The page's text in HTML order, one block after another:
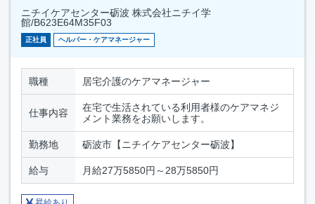
ニチイケアセンター砺波 株式会社ニチイ学
館/B623E64M35F03
正社員 ヘルパー・ケアマネージャー
職種 居宅介護のケアマネージャー
仕事内容
在宅で生活されている利用者様のケアマネジ
メント業務をお願いします。
勤務地 砺波市【ニチイケアセンター砺波】
給与 月給27万5850円～28万5850円